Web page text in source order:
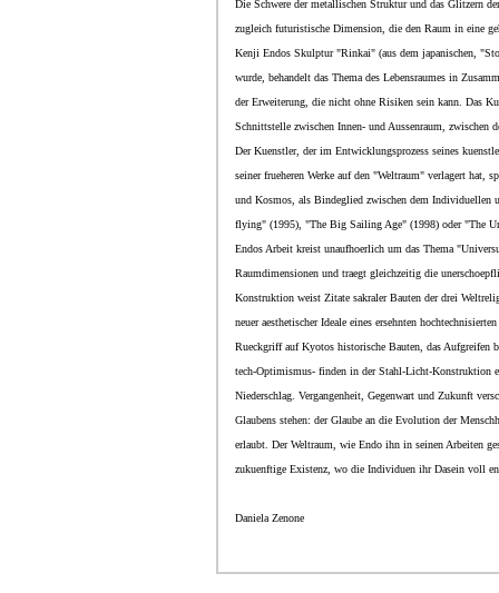
Die Schwere der metallischen Struktur und das Glitzern
zugleich futuristische Dimension, die den Raum in eine
Kenji Endos Skulptur "Rinkai" (aus dem japanischen,
wurde, behandelt das Thema des Lebensraumes in
der Erweiterung, die nicht ohne Risiken sein kann. Das
Schnittstelle zwischen Innen- und Aussenraum, zwischen
Der Kuenstler, der im Entwicklungsprozess seines
seiner frueheren Werke auf den "Weltraum" verlagert hat,
und Kosmos, als Bindeglied zwischen dem Individuellen
flying" (1995), "The Big Sailing Age" (1998) oder "The
Endos Arbeit kreist unaufhoerlich um das Thema
Raumdimensionen und traegt gleichzeitig die
Konstruktion weist Zitate sakraler Bauten der drei
neuer aesthetischer Ideale eines ersehnten
Rueckgriff auf Kyotos historische Bauten, das Aufgreifen
tech-Optimismus- finden in der Stahl-Licht-Konstruktion
Niederschlag. Vergangenheit, Gegenwart und Zukunft
Glaubens stehen: der Glaube an die Evolution der
erlaubt. Der Weltraum, wie Endo ihn in seinen Arbeiten
zukuenftige Existenz, wo die Individuen ihr Dasein voll
Daniela Zenone